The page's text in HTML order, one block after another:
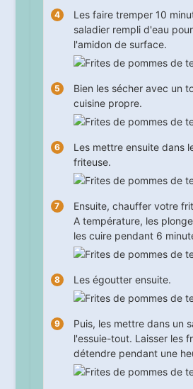
Les faire tremper 10
saladier rempli d'eau
l'amidon de surface.
Bien les sécher avec un
cuisine propre.
Les mettre ensuite dans
friteuse.
Ensuite, chauffer votre
A température, les
les cuire pendant 6
Les égoutter ensuite.
Puis, les mettre dans un
l'essuie-tout. Laisser les
détendre pendant une